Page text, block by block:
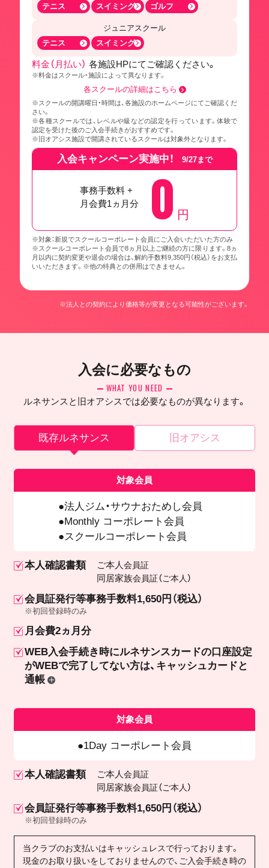
テニス スイミング ゴルフ
ジュニアスクール
テニス
スイミング
料金（月払い） 各施設HPにてご確認ください。
※料金はスクール・施設によって異なります。
各スクールの詳細はこちら
※スクールの開講曜日・時間は、各施設のホームページにてご確認くだ
さい。
※各種スクールでは、レベルや級などの認定を行っています。体験で
認定を受けた後のご入会手続きがおすすめです。
※旧オアシス施設で開講されているスクールは対象外となります。
入会キャンペーン実施中！ 9/27まで
事務手数料 +
月会費1ヵ月分
0 円
※対象：新規でスクールコーポレート会員にご入会いただいた方のみ
※スクールコーポレート会員で8ヵ月以上ご継続の方に限ります。8ヵ
月以内に契約変更や退会の場合は、解約手数料9,350円（税込）をお支払
いいただきます。※他の特典との併用はできません。
※法人との契約により価格等が変更となる可能性がございます。
入会に必要なもの
WHAT YOU NEED
ルネサンスと旧オアシスでは必要なものが異なります。
既存ルネサンス 旧オアシス
対象会員
法人ジム・サウナおためし会員
Monthly コーポレート会員
スクールコーポレート会員
本人確認書類 ご本人会員証
同居家族会員証（ご本人）
会員証発行等事務手数料1,650円（税込）
※初回登録時のみ
月会費2ヵ月分
WEB入会手続き時にルネサンスカードの口座設定
がWEBで完了してない方は、キャッシュカードと
通帳
対象会員
1Day コーポレート会員
本人確認書類 ご本人会員証
同居家族会員証（ご本人）
会員証発行等事務手数料1,650円（税込）
※初回登録時のみ
当クラブのお支払いはキャッシュレスで行っております。
現金のお取り扱いをしておりませんので、ご入会手続き時の